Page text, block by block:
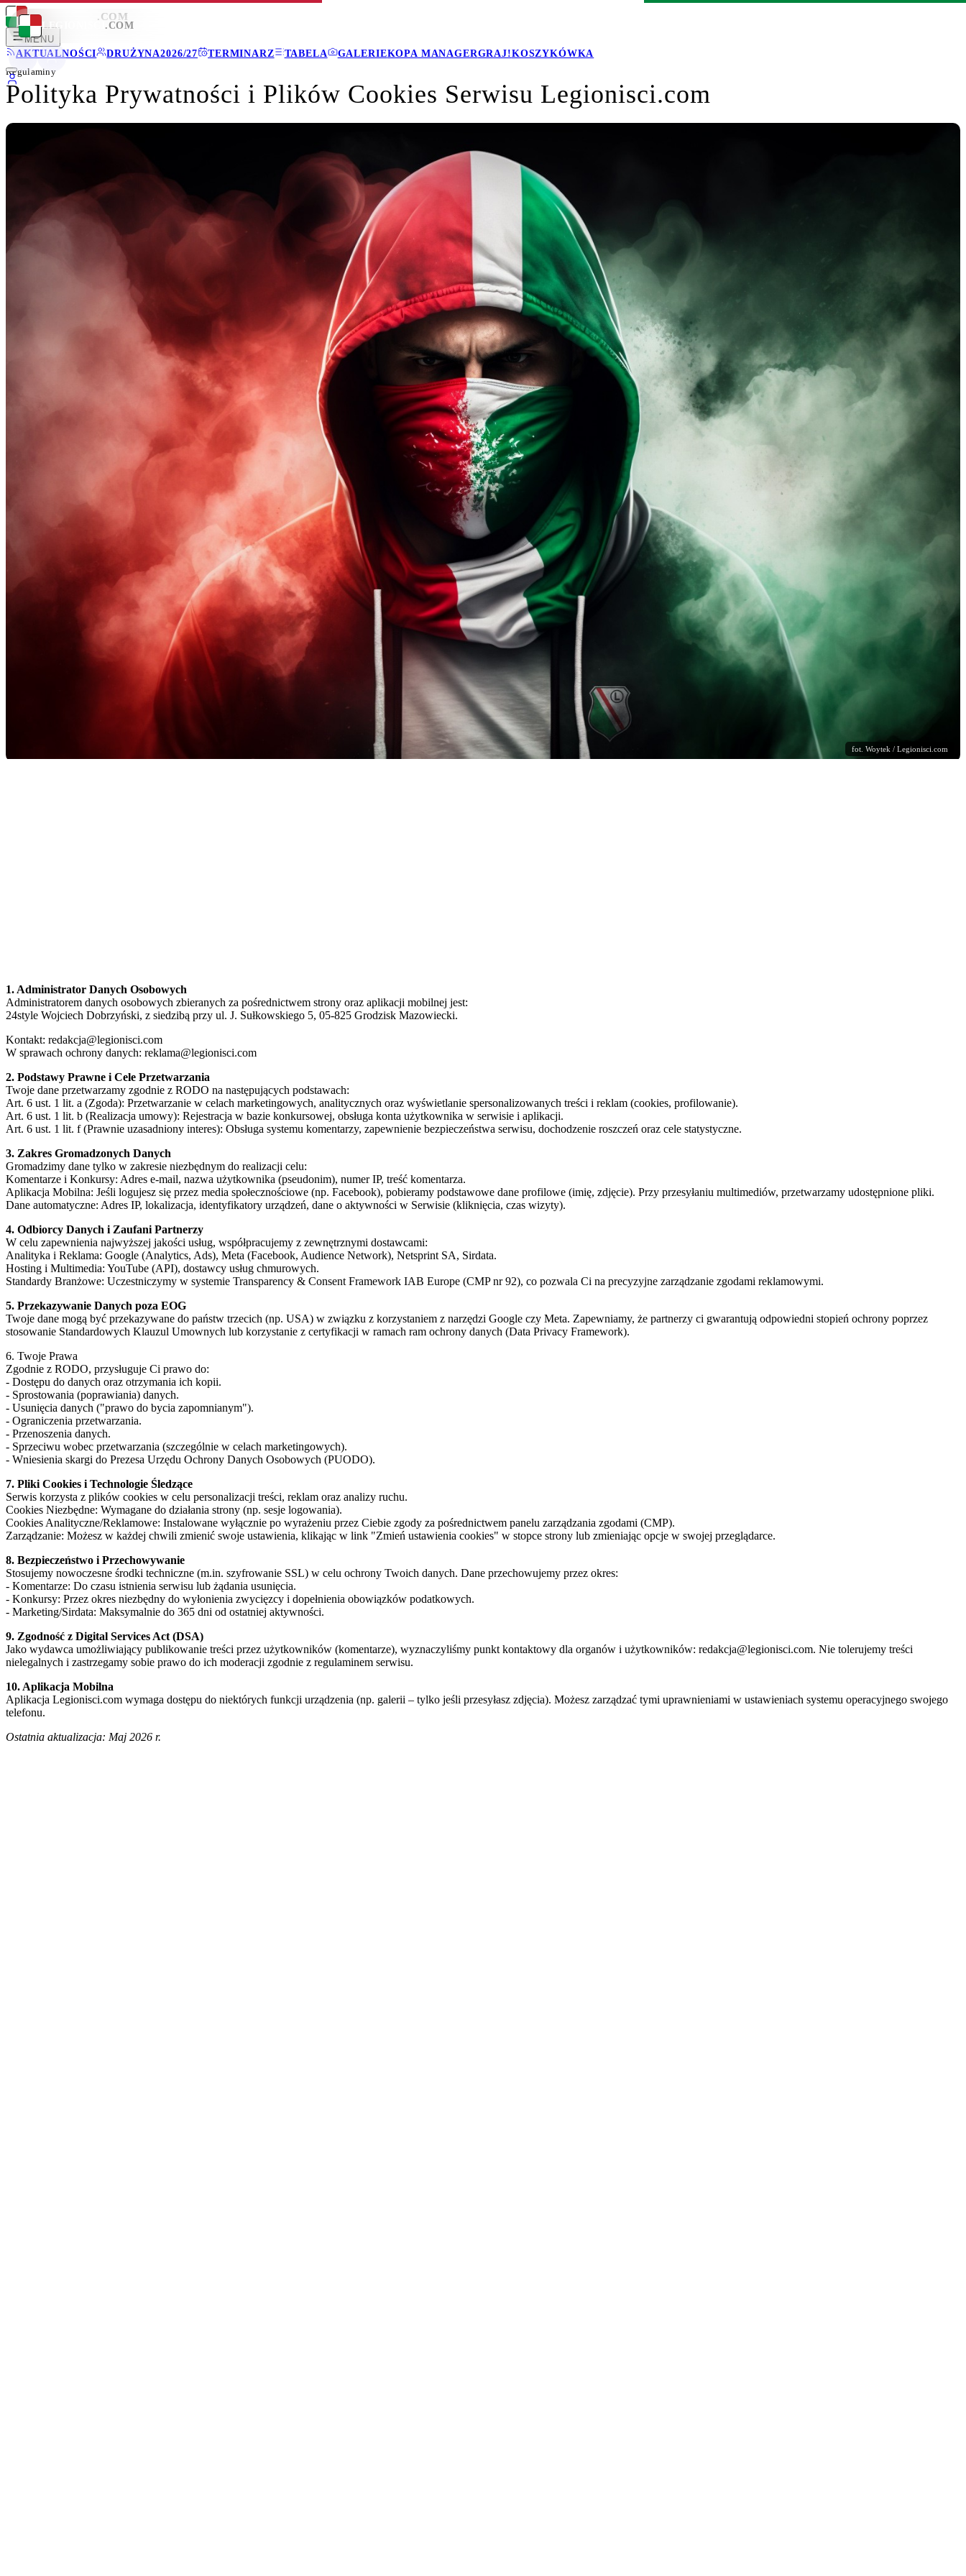
LEGIONISCI .COM
MENU
AKTUALNOŚCI
DRUŻYNA2026/27 TERMINARZ TABELA GALERIEKOPA MANAGERGRAJ!KOSZYKÓWKA
LEGIONISCI .COM
Regulaminy
Polityka Prywatności i Plików Cookies Serwisu Legionisci.com
fot. Woytek / Legionisci.com
1. Administrator Danych Osobowych
Administratorem danych osobowych zbieranych za pośrednictwem strony oraz aplikacji mobilnej jest:
24style Wojciech Dobrzyński, z siedzibą przy ul. J. Sułkowskiego 5, 05-825 Grodzisk Mazowiecki.
Kontakt: redakcja@legionisci.com
W sprawach ochrony danych: reklama@legionisci.com
2. Podstawy Prawne i Cele Przetwarzania
Twoje dane przetwarzamy zgodnie z RODO na następujących podstawach:
Art. 6 ust. 1 lit. a (Zgoda): Przetwarzanie w celach marketingowych, analitycznych oraz wyświetlanie spersonalizowanych treści i reklam (cookies, profilowanie).
Art. 6 ust. 1 lit. b (Realizacja umowy): Rejestracja w bazie konkursowej, obsługa konta użytkownika w serwisie i aplikacji.
Art. 6 ust. 1 lit. f (Prawnie uzasadniony interes): Obsługa systemu komentarzy, zapewnienie bezpieczeństwa serwisu, dochodzenie roszczeń oraz cele statystyczne.
3. Zakres Gromadzonych Danych
Gromadzimy dane tylko w zakresie niezbędnym do realizacji celu:
Komentarze i Konkursy: Adres e-mail, nazwa użytkownika (pseudonim), numer IP, treść komentarza.
Aplikacja Mobilna: Jeśli logujesz się przez media społecznościowe (np. Facebook), pobieramy podstawowe dane profilowe (imię, zdjęcie). Przy przesyłaniu multimediów, przetwarzamy udostępnione pliki.
Dane automatyczne: Adres IP, lokalizacja, identyfikatory urządzeń, dane o aktywności w Serwisie (kliknięcia, czas wizyty).
4. Odbiorcy Danych i Zaufani Partnerzy
W celu zapewnienia najwyższej jakości usług, współpracujemy z zewnętrznymi dostawcami:
Analityka i Reklama: Google (Analytics, Ads), Meta (Facebook, Audience Network), Netsprint SA, Sirdata.
Hosting i Multimedia: YouTube (API), dostawcy usług chmurowych.
Standardy Branżowe: Uczestniczymy w systemie Transparency & Consent Framework IAB Europe (CMP nr 92), co pozwala Ci na precyzyjne zarządzanie zgodami reklamowymi.
5. Przekazywanie Danych poza EOG
Twoje dane mogą być przekazywane do państw trzecich (np. USA) w związku z korzystaniem z narzędzi Google czy Meta. Zapewniamy, że partnerzy ci gwarantują odpowiedni stopień ochrony poprzez
stosowanie Standardowych Klauzul Umownych lub korzystanie z certyfikacji w ramach ram ochrony danych (Data Privacy Framework).
6. Twoje Prawa
Zgodnie z RODO, przysługuje Ci prawo do:
- Dostępu do danych oraz otrzymania ich kopii.
- Sprostowania (poprawiania) danych.
- Usunięcia danych ("prawo do bycia zapomnianym").
- Ograniczenia przetwarzania.
- Przenoszenia danych.
- Sprzeciwu wobec przetwarzania (szczególnie w celach marketingowych).
- Wniesienia skargi do Prezesa Urzędu Ochrony Danych Osobowych (PUODO).
7. Pliki Cookies i Technologie Śledzące
Serwis korzysta z plików cookies w celu personalizacji treści, reklam oraz analizy ruchu.
Cookies Niezbędne: Wymagane do działania strony (np. sesje logowania).
Cookies Analityczne/Reklamowe: Instalowane wyłącznie po wyrażeniu przez Ciebie zgody za pośrednictwem panelu zarządzania zgodami (CMP).
Zarządzanie: Możesz w każdej chwili zmienić swoje ustawienia, klikając w link "Zmień ustawienia cookies" w stopce strony lub zmieniając opcje w swojej przeglądarce.
8. Bezpieczeństwo i Przechowywanie
Stosujemy nowoczesne środki techniczne (m.in. szyfrowanie SSL) w celu ochrony Twoich danych. Dane przechowujemy przez okres:
- Komentarze: Do czasu istnienia serwisu lub żądania usunięcia.
- Konkursy: Przez okres niezbędny do wyłonienia zwycięzcy i dopełnienia obowiązków podatkowych.
- Marketing/Sirdata: Maksymalnie do 365 dni od ostatniej aktywności.
9. Zgodność z Digital Services Act (DSA)
Jako wydawca umożliwiający publikowanie treści przez użytkowników (komentarze), wyznaczyliśmy punkt kontaktowy dla organów i użytkowników: redakcja@legionisci.com. Nie tolerujemy treści
nielegalnych i zastrzegamy sobie prawo do ich moderacji zgodnie z regulaminem serwisu.
10. Aplikacja Mobilna
Aplikacja Legionisci.com wymaga dostępu do niektórych funkcji urządzenia (np. galerii – tylko jeśli przesyłasz zdjęcia). Możesz zarządzać tymi uprawnieniami w ustawieniach systemu operacyjnego swojego
telefonu.
Ostatnia aktualizacja: Maj 2026 r.